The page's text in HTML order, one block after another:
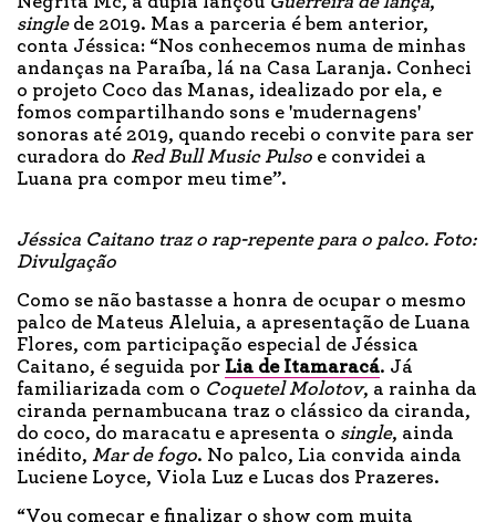
singlede 2019. Mas a parceria é bem anterior,
conta Jéssica: “Nos conhecemos numa de minhas
andanças na Paraíba, lá na Casa Laranja. Conheci
o projeto Coco das Manas, idealizado por ela, e
fomos compartilhando sons e 'mudernagens'
sonoras até 2019, quando recebi o convite para ser
curadora do Red Bull Music Pulso e convidei a
Luana pra compor meu time”.
Jéssica Caitano traz o rap-repente para o palco. Foto:
Divulgação
Como se não bastasse a honra de ocupar o mesmo
palco de Mateus Aleluia, a apresentação de Luana
Flores, com participação especial de Jéssica
Caitano, é seguida por Lia de Itamaracá. Já
familiarizada com o Coquetel Molotov, a rainha da
ciranda pernambucana traz o clássico da ciranda,
do coco, do maracatu e apresenta o single, ainda
inédito, Mar de fogo. No palco, Lia convida ainda
Luciene Loyce, Viola Luz e Lucas dos Prazeres.
“Vou começar e finalizar o show com muita